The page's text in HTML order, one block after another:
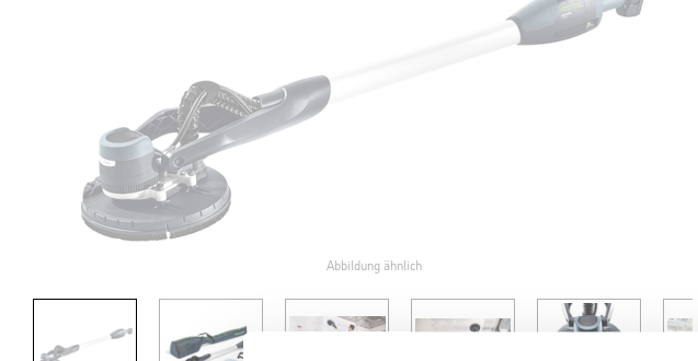
Abbildung ähnlich